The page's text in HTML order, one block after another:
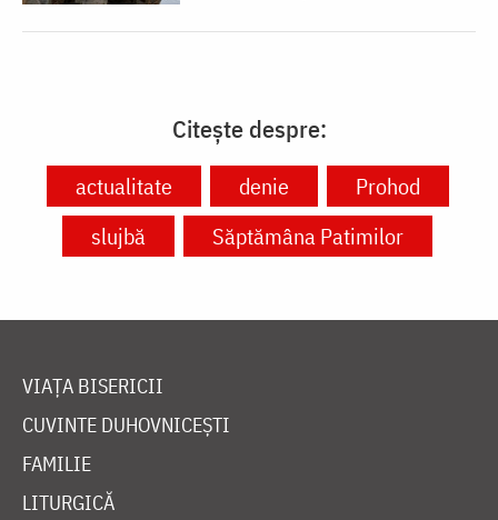
Citește despre:
actualitate denie
Prohod
slujbă
Săptămâna Patimilor
VIAȚA BISERICII
CUVINTE DUHOVNICEȘTI
FAMILIE
LITURGICĂ